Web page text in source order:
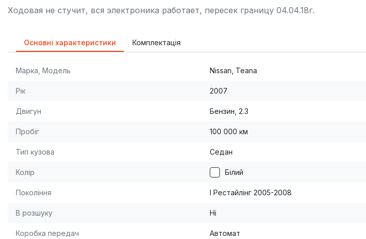
Ходовая не стучит, вся электроника работает, пересек границу 04.04.18г.
Основні характеристики Комплектація
Марка, Модель Nissan, Teana
Рік 2007
Двигун Бензин, 2.3
Пробіг 100 000 км
Тип кузова Седан
Колір Білий
Покоління I Рестайлінг 2005-2008
В розшуку Ні
Коробка передач Автомат